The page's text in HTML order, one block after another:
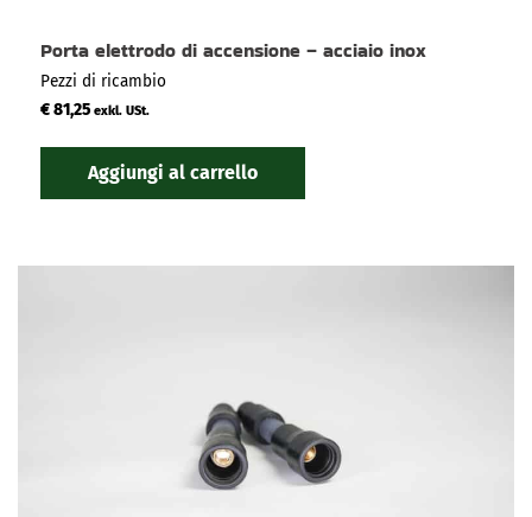
Porta elettrodo di accensione – acciaio inox
Pezzi di ricambio
€81,25 exkl. USt.
Aggiungi al carrello